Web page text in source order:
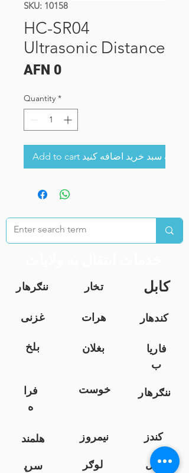
SKU: 10158
HC-SR04
Ultrasonic Distance
AFN 0Price
Quantity *
Add to cart به سبد خرید اضافه کنید
ننګرهار تخار کابل
غزنی هرات
کندهار
بلخ
بغلان
فاریا
ب
فرا
ه
خوست ننګرهار
هلمند نیمروز
کندز
سرپ
لوګر زابل